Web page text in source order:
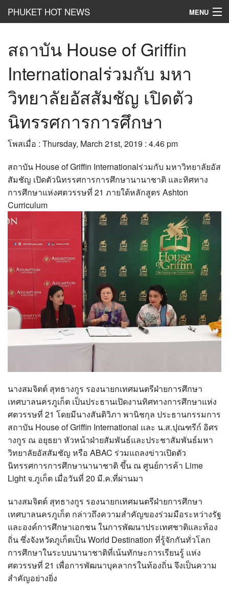
PHUKET HOT NEWS MENU
Hot Clip
Hot List
Hot Gossip
HotBusiness
เที่ยว ชิม ช๊อป
HotHealth and Beauty
PR News
อยากบอกอยากเล่า
?>
สถาบัน House of Griffin
Internationalร่วมกับ มหา
วิทยาลัยอัสสัมชัญ เปิดตัว
นิทรรศการการศึกษา
โพสเมื่อ : Thursday, March 21st, 2019 : 4.46 pm
สถาบัน House of Griffin Internationalร่วมกับ มหาวิทยาลัยอัส
สัมชัญ เปิดตัวนิทรรศการการศึกษานานาชาติ และทิศทาง
การศึกษาแห่งศตวรรษที่ 21 ภายใต้หลักสูตร Ashton
Curriculum
นางสมจิตต์ สุทธางกูร รองนายกเทศมนตรีฝ่ายการศึกษา
เทศบาลนครภูเก็ต เป็นประธานเปิดงานทิศทางการศึกษาแห่ง
ศตวรรษที่ 21 โดยมีนางสันติวิภา พานิชกุล ประธานกรรมการ
สถาบัน House of Griffin International และ น.ส.ปุณฑรีก์ อิศร
างกูร ณ อยุธยา หัวหน้าฝ่ายสัมพันธ์และประชาสัมพันธ์มหา
วิทยาลัยอัสสัมชัญ หรือ ABAC ร่วมแถลงข่าวเปิดตัว
นิทรรศการการศึกษานานาชาติ ขึ้น ณ ศูนย์การค้า Lime
Light จ.ภูเก็ต เมื่อวันที่ 20 มี.ค.ที่ผ่านมา
นางสมจิตต์ สุทธางกูร รองนายกเทศมนตรีฝ่ายการศึกษา
เทศบาลนครภูเก็ต กล่าวถึงความสำคัญของร่วมมือระหว่างรัฐ
และองค์การศึกษาเอกชน ในการพัฒนาประเทศชาติและท้อง
ถิ่น ซึ่งจังหวัดภูเก็ตเป็น World Destination ที่รู้จักกันทั่วโลก
การศึกษาในระบบนานาชาติที่เน้นทักษะการเรียนรู้ แห่ง
ศตวรรษที่ 21 เพื่อการพัฒนาบุคลากรในท้องถิ่น จึงเป็นความ
สำคัญอย่างยิ่ง